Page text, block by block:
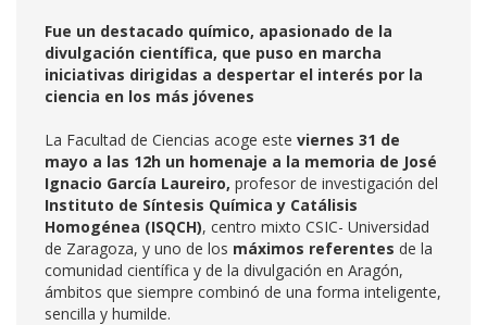
Fue un destacado químico, apasionado de la
divulgación científica, que puso en marcha
iniciativas dirigidas a despertar el interés por la
ciencia en los más jóvenes
La Facultad de Ciencias acoge este viernes 31 de
mayo a las 12h un homenaje a la memoria de José
Ignacio García Laureiro, profesor de investigación del
Instituto de Síntesis Química y Catálisis
Homogénea (ISQCH), centro mixto CSIC- Universidad
de Zaragoza, y uno de los máximos referentes de la
comunidad científica y de la divulgación en Aragón,
ámbitos que siempre combinó de una forma inteligente,
sencilla y humilde.